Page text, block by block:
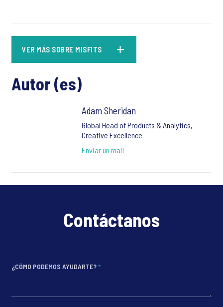
VER MÁS SOBRE MISFITS
Autor (es)
Adam Sheridan
Global Head of Products & Analytics,
Creative Excellence
Enviar un mail
Contáctanos
¿CÓMO PODEMOS AYUDARTE?*